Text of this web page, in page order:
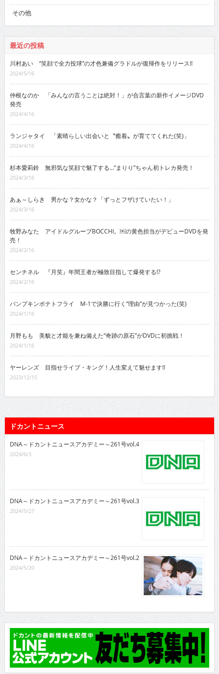
その他
最近の投稿
川村あい “笑顔で全力投球”の才色兼備グラドルが復帰作をリリース!!
2024/5/16
仲根なのか 「みんなの言うことは絶対！」が合言葉の新作イメージDVD
発売
2024/4/16
ランジャタイ 「素晴らしい出会いと〝癒着〟が育ててくれた(笑)」
2024/4/16
杉本愛莉鈴 無邪気な笑顔で魅了する…“まりり”ちゃん初トレカ発売！
2024/3/16
あぁ～しらき 男かな？女かな？「ずっとフザけていたい！」
2024/3/16
牧野みなた アイドルグループBOCCHI。￼の黄色担当がデビューDVDを発
売！
2024/2/16
センチネル 『月笑』年間王者が極致目指して爆発する!?
2024/2/16
パンプキンポテトフライ M-1で決勝に行く“理由”が見つかった(笑)
2024/1/16
月野もも 美貌と才能を兼ね備えた“奇跡の原石”がDVDに初挑戦！
2024/1/16
ヤーレンズ 目指せライブ・キング！人生変えて魅せます!!
2023/12/15
ドカントニュース
DNA～ドカントニュースアカデミー～261号vol.4
2024/6/3
DNA～ドカントニュースアカデミー～261号vol.3
2024/5/27
DNA～ドカントニュースアカデミー～261号vol.2
2024/5/20